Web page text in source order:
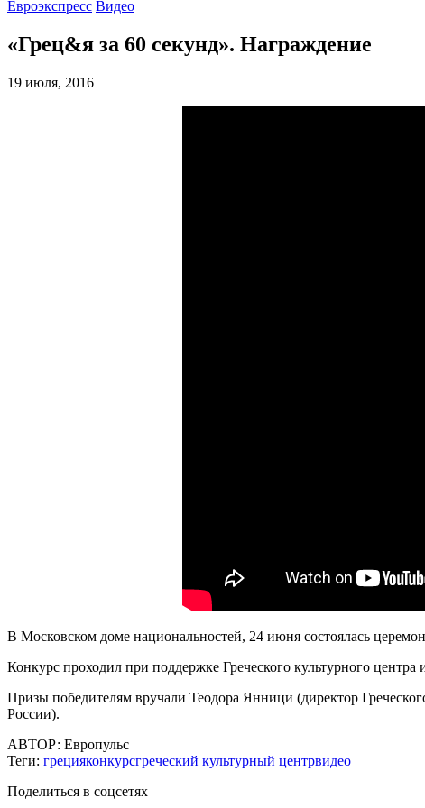
Евроэкспресс Видео
«Грец&я за 60 секунд». Награждение
19 июля, 2016
В Московском доме национальностей, 24 июня состоялась
Конкурс проходил при поддержке Греческого культурного
Призы победителям вручали Теодора Янници (директор
России).
АВТОР: Европульс
Теги: грецияконкурсгреческий культурный центрвидео
Поделиться в соцсетях